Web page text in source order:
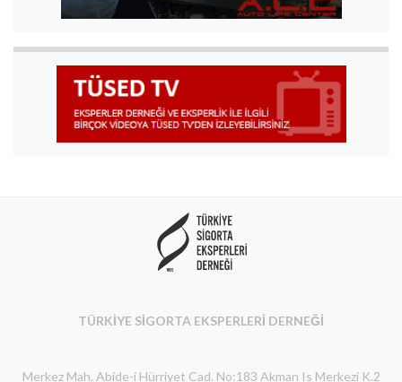
TÜRKİYE SİGORTA EKSPERLERİ DERNEĞİ
Merkez Mah. Abide-i Hürriyet Cad. No:183 Akman Is Merkezi K.2